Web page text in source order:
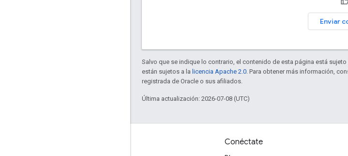
Enviar
Salvo que se indique lo contrario, el contenido de esta página está sujeto
están sujetos a la licencia Apache 2.0 . Para obtener más información,
registrada de Oracle o sus afiliados.
Última actualización: 2026-07-08 (UTC)
Conéctate